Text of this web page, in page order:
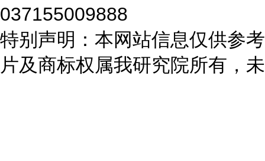
037155009888
特别声明：本网站信息仅供参
片及商标权属我研究院所有，